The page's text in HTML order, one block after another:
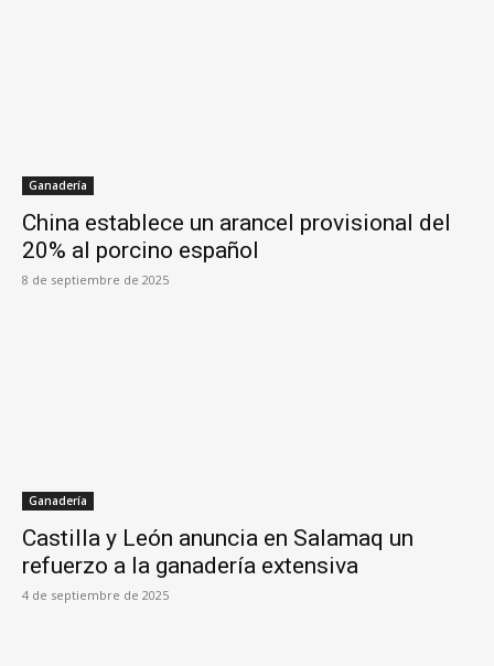
Ganadería
China establece un arancel provisional del
20% al porcino español
8 de septiembre de 2025
Ganadería
Castilla y León anuncia en Salamaq un
refuerzo a la ganadería extensiva
4 de septiembre de 2025